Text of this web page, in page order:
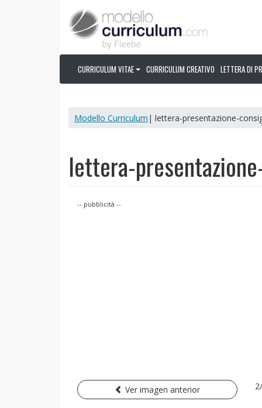
CURRICULUM VITAE CURRICULUM CREATIVO LETTERA DI
Modello Curriculum | lettera-presentazione-
lettera-
-- pubblicità --
Ver imagen anterior